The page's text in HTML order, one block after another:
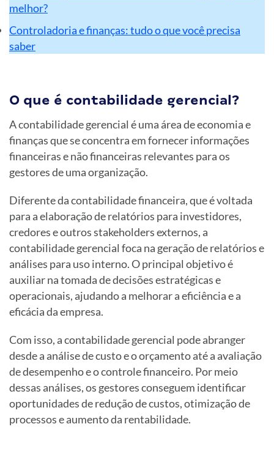
melhor?
Controladoria e finanças: tudo o que você precisa
saber
O que é contabilidade gerencial?
A contabilidade gerencial é uma área de economia e
finanças que se concentra em fornecer informações
financeiras e não financeiras relevantes para os
gestores de uma organização.
Diferente da contabilidade financeira, que é voltada
para a elaboração de relatórios para investidores,
credores e outros stakeholders externos, a
contabilidade gerencial foca na geração de relatórios e
análises para uso interno. O principal objetivo é
auxiliar na tomada de decisões estratégicas e
operacionais, ajudando a melhorar a eficiência e a
eficácia da empresa.
Com isso, a contabilidade gerencial pode abranger
desde a análise de custo e o orçamento até a avaliação
de desempenho e o controle financeiro. Por meio
dessas análises, os gestores conseguem identificar
oportunidades de redução de custos, otimização de
processos e aumento da rentabilidade.